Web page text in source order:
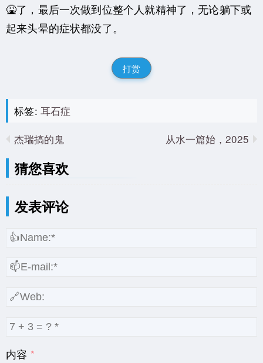
🤮了，最后一次做到位整个人就精神了，无论躺下或
起来头晕的症状都没了。
打赏
标签: 耳石症
杰瑞搞的鬼
2025，从水一篇始
猜您喜欢
发表评论
内容